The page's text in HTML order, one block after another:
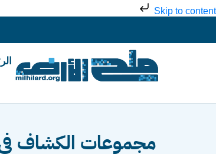
Skip to content
مجموعات الكشاف